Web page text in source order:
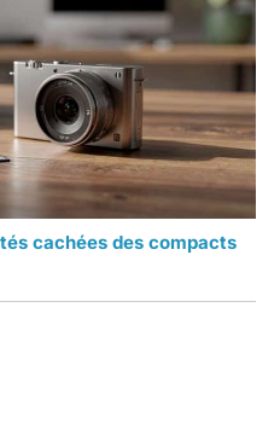
cachées des compacts